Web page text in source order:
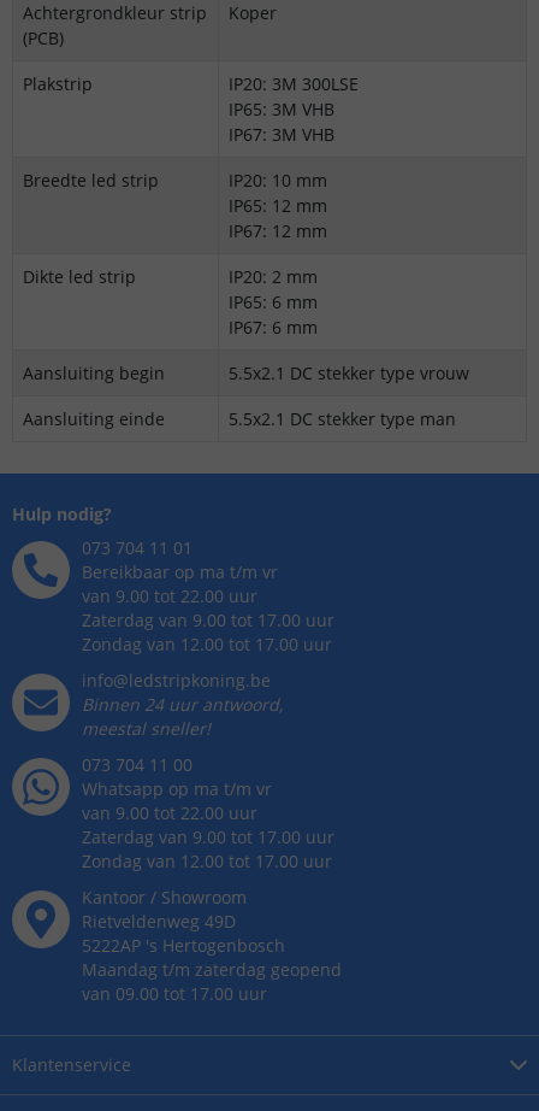
Achtergrondkleur strip
(PCB)
Koper
Plakstrip
IP20: 3M 300LSE
IP65: 3M VHB
IP67: 3M VHB
Breedte led strip
IP20: 10 mm
IP65: 12 mm
IP67: 12 mm
Dikte led strip
IP20: 2 mm
IP65: 6 mm
IP67: 6 mm
Aansluiting begin
5.5x2.1 DC stekker type vrouw
Aansluiting einde
5.5x2.1 DC stekker type man
Klantenservice
Hulp nodig?
073 704 11 01
Bereikbaar op ma t/m vr
van 9.00 tot 22.00 uur
Zaterdag van 9.00 tot 17.00 uur
Zondag van 12.00 tot 17.00 uur
info@ledstripkoning.be
Binnen 24 uur antwoord,
meestal sneller!
073 704 11 00
Whatsapp op ma t/m vr
van 9.00 tot 22.00 uur
Zaterdag van 9.00 tot 17.00 uur
Zondag van 12.00 tot 17.00 uur
Kantoor / Showroom
Rietveldenweg 49D
5222AP 's Hertogenbosch
Maandag t/m zaterdag geopend
van 09.00 tot 17.00 uur